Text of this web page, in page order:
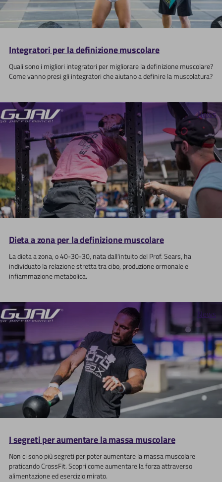
Integratori per la definizione muscolare
Quali sono i migliori integratori per migliorare la definizione muscolare?
Come vanno presi gli integratori che aiutano a definire la muscolatura?
News
Dieta a zona per la definizione muscolare
La dieta a zona, o 40-30-30, nata dall'intuito del Prof. Sears, ha
individuato la relazione stretta tra cibo, produzione ormonale e
infiammazione metabolica.
News
I segreti per aumentare la massa muscolare
Non ci sono più segreti per poter aumentare la massa muscolare
praticando CrossFit. Scopri come aumentare la forza attraverso
alimentazione ed esercizio mirato.